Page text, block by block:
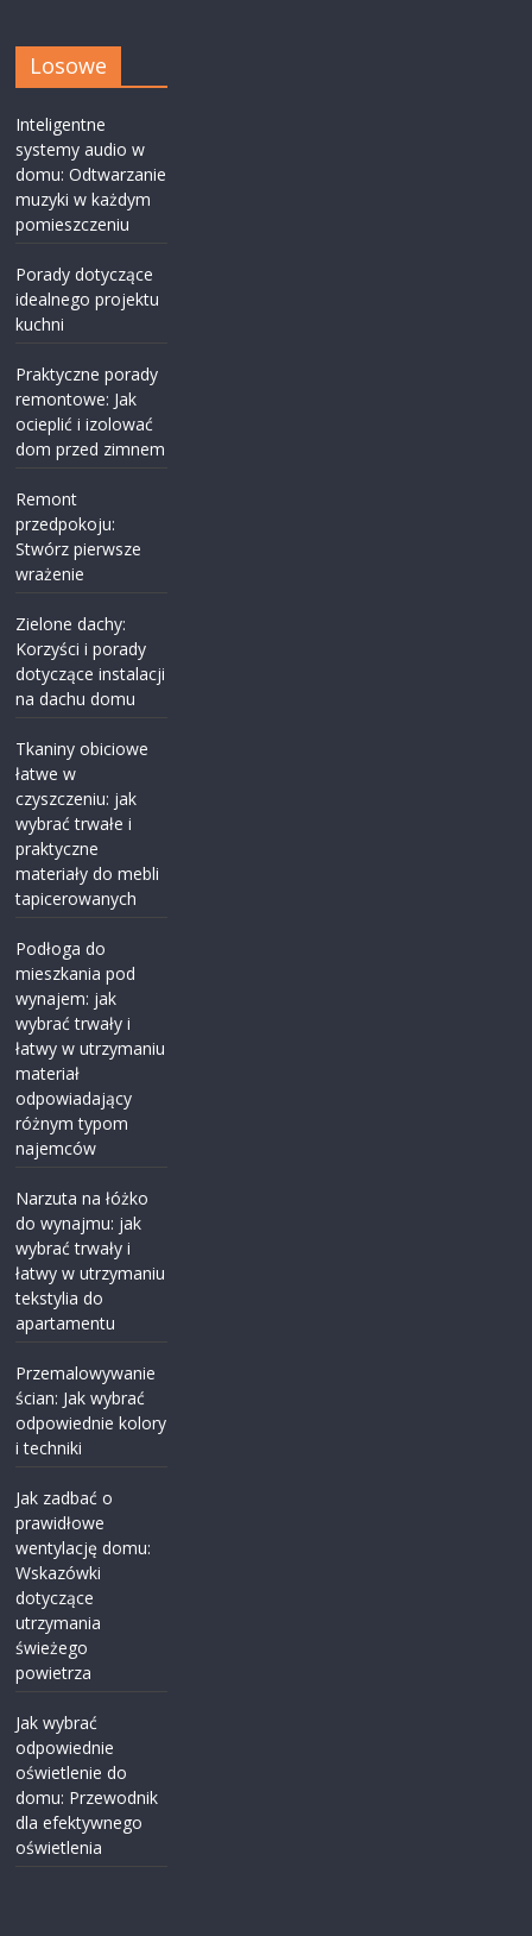
Losowe
Inteligentne
systemy audio w
domu: Odtwarzanie
muzyki w każdym
pomieszczeniu
Porady dotyczące
idealnego projektu
kuchni
Praktyczne porady
remontowe: Jak
ocieplić i izolować
dom przed zimnem
Remont
przedpokoju:
Stwórz pierwsze
wrażenie
Zielone dachy:
Korzyści i porady
dotyczące instalacji
na dachu domu
Tkaniny obiciowe
łatwe w
czyszczeniu: jak
wybrać trwałe i
praktyczne
materiały do mebli
tapicerowanych
Podłoga do
mieszkania pod
wynajem: jak
wybrać trwały i
łatwy w utrzymaniu
materiał
odpowiadający
różnym typom
najemców
Narzuta na łóżko
do wynajmu: jak
wybrać trwały i
łatwy w utrzymaniu
tekstylia do
apartamentu
Przemalowywanie
ścian: Jak wybrać
odpowiednie kolory
i techniki
Jak zadbać o
prawidłowe
wentylację domu:
Wskazówki
dotyczące
utrzymania
świeżego
powietrza
Jak wybrać
odpowiednie
oświetlenie do
domu: Przewodnik
dla efektywnego
oświetlenia